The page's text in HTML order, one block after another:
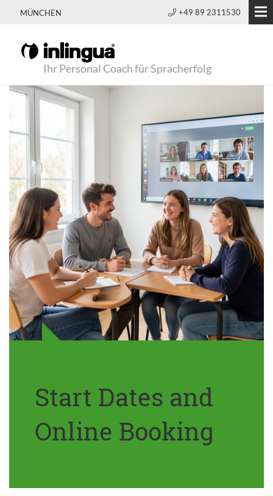
MÜNCHEN +49 89 2311530
Ihr Personal Coach für Spracherfolg
Start Dates and
Online Booking